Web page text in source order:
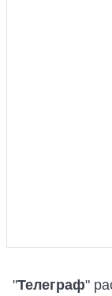
"Телеграф"